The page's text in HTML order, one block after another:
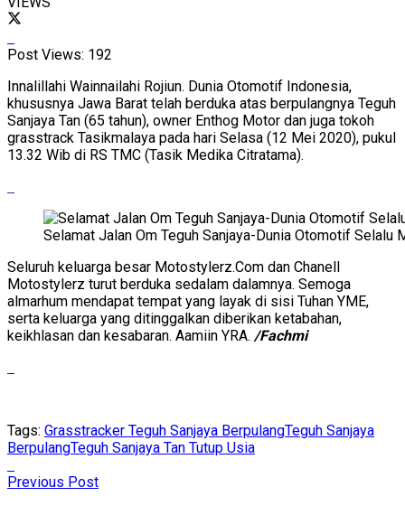
Post Views: 192
Innalillahi Wainnailahi Rojiun. Dunia Otomotif Indonesia,
khususnya Jawa Barat telah berduka atas berpulangnya Teguh
Sanjaya Tan (65 tahun), owner Enthog Motor dan juga tokoh
grasstrack Tasikmalaya pada hari Selasa (12 Mei 2020), pukul
13.32 Wib di RS TMC (Tasik Medika Citratama).
Selamat Jalan Om Teguh Sanjaya-Dunia Otomotif Selalu
Seluruh keluarga besar Motostylerz.Com dan Chanell
Motostylerz turut berduka sedalam dalamnya. Semoga
almarhum mendapat tempat yang layak di sisi Tuhan YME,
serta keluarga yang ditinggalkan diberikan ketabahan,
keikhlasan dan kesabaran. Aamiin YRA. /Fachmi
Tags: Grasstracker Teguh Sanjaya BerpulangTeguh Sanjaya
BerpulangTeguh Sanjaya Tan Tutup Usia
Previous Post